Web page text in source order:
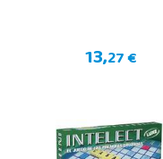
13,27 €